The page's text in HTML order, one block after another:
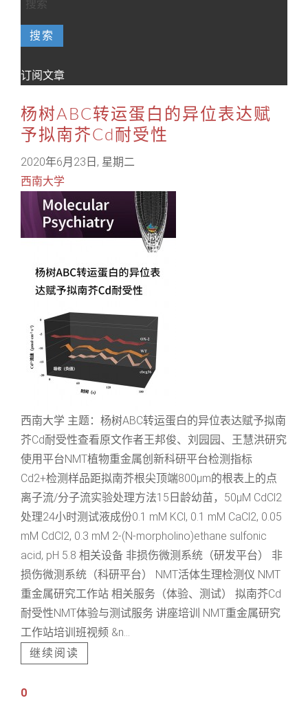
搜索
订阅文章
杨树ABC转运蛋白的异位表达赋
予拟南芥Cd耐受性
2020年6月23日, 星期二
西南大学
西南大学 主题：杨树ABC转运蛋白的异位表达赋予拟南
芥Cd耐受性查看原文作者王邦俊、刘园园、王慧洪研究
使用平台NMT植物重金属创新科研平台检测指标
Cd2+检测样品距拟南芥根尖顶端800μm的根表上的点
离子流/分子流实验处理方法15日龄幼苗，50μM CdCl2
处理24小时测试液成份0.1 mM KCl, 0.1 mM CaCl2, 0.05
mM CdCl2, 0.3 mM 2-(N-morpholino)ethane sulfonic
acid, pH 5.8 相关设备 非损伤微测系统（研发平台） 非
损伤微测系统（科研平台） NMT活体生理检测仪 NMT
重金属研究工作站 相关服务（体验、测试） 拟南芥Cd
耐受性NMT体验与测试服务 讲座培训 NMT重金属研究
工作站培训班视频 &n...
继续阅读
0